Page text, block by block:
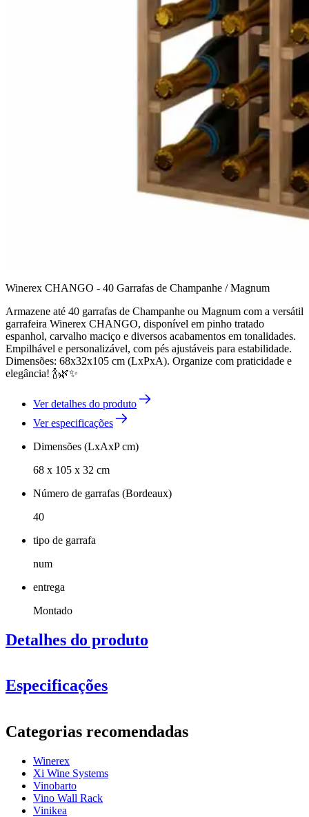
Winerex CHANGO - 40 Garrafas de Champanhe / Magnum
Armazene até 40 garrafas de Champanhe ou Magnum com a versátil
garrafeira Winerex CHANGO, disponível em pinho tratado
espanhol, carvalho maciço e diversos acabamentos em tonalidades.
Empilhável e personalizável, com pés ajustáveis para estabilidade.
Dimensões: 68x32x105 cm (LxPxA). Organize com praticidade e
elegância! 🍾🌿✨
Ver detalhes do produto
Ver especificações
Dimensões (LxAxP cm)
68 x 105 x 32 cm
Número de garrafas (Bordeaux)
40
tipo de garrafa
num
entrega
Montado
Detalhes do produto
Estes módulos também podem ser empilhados uns em cima dos
Especificações
Número do produtoEX2062
Geral
entregaMontado
PosicionamentoChão
Modular
Categorias recomendadas
Winerex
Xi Wine Systems
Vinobarto
Vino Wall Rack
Vinikea